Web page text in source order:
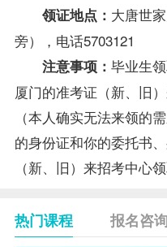
领证地点： 大唐世
旁），电话5703121
注意事项： 毕业生
厦门的准考证 （新、旧
（本人确实无法来领的
的身份证和你的委托书
（新、旧）来招考中心领
热门课程 报名咨询